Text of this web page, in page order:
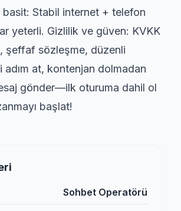
basit: Stabil internet + telefon
yeterli. Gizlilik ve güven: KVKK
şeffaf sözleşme, düzenli
adım at, kontenjan dolmadan
gönder—ilk oturuma dahil ol
başlat!
Sohbet Operatörü